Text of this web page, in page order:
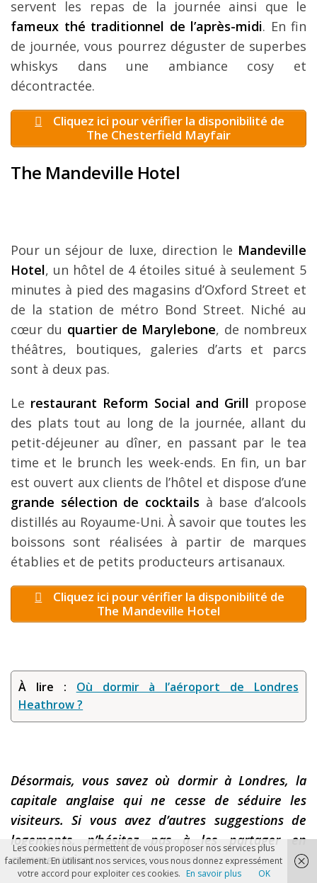
servent les repas de la journée ainsi que le
fameux thé traditionnel de l’après-midi. En fin
de journée, vous pourrez déguster de superbes
whiskys dans une ambiance cosy et
décontractée.
Cliquez ici pour vérifier la disponibilité de
The Chesterfield Mayfair
The Mandeville Hotel
Pour un séjour de luxe, direction le Mandeville
Hotel, un hôtel de 4 étoiles situé à seulement 5
minutes à pied des magasins d’Oxford Street et
de la station de métro Bond Street. Niché au
cœur du quartier de Marylebone, de nombreux
théâtres, boutiques, galeries d’arts et parcs
sont à deux pas.
Le restaurant Reform Social and Grill propose
des plats tout au long de la journée, allant du
petit-déjeuner au dîner, en passant par le tea
time et le brunch les week-ends. En fin, un bar
est ouvert aux clients de l’hôtel et dispose d’une
grande sélection de cocktails à base d’alcools
distillés au Royaume-Uni. À savoir que toutes les
boissons sont réalisées à partir de marques
établies et de petits producteurs artisanaux.
Cliquez ici pour vérifier la disponibilité de
The Mandeville Hotel
À lire : Où dormir à l’aéroport de Londres
Heathrow ?
Désormais, vous savez où dormir à Londres, la
capitale anglaise qui ne cesse de séduire les
visiteurs. Si vous avez d’autres suggestions de
logements, n’hésitez pas à les partager en
commentaires.
Les cookies nous permettent de vous proposer nos services plus
facilement. En utilisant nos services, vous nous donnez expressément
votre accord pour exploiter ces cookies. En savoir plus OK